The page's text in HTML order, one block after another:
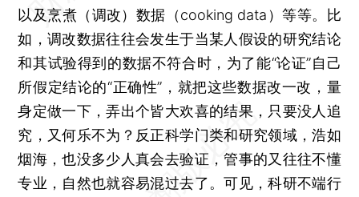
以及烹煮（调改）数据（cooking data）等等。比
如，调改数据往往会发生于当某人假设的研究结论
和其试验得到的数据不符合时，为了能“论证”自己
所假定结论的“正确性”，就把这些数据改一改，量
身定做一下，弄出个皆大欢喜的结果，只要没人追
究，又何乐不为？反正科学门类和研究领域，浩如
烟海，也没多少人真会去验证，管事的又往往不懂
专业，自然也就容易混过去了。可见，科研不端行